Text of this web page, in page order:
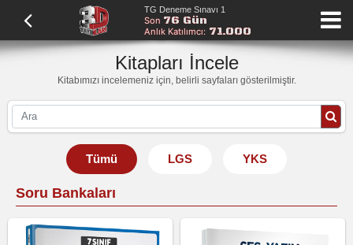
TG Deneme Sınavı 1
Son 76 Gün
Anlık Katılımcı: 71.000
Kitapları İncele
Kitabımızı incelemeniz için, belirli sayfaları gösterilmiştir.
Tümü LGS YKS
Soru Bankaları